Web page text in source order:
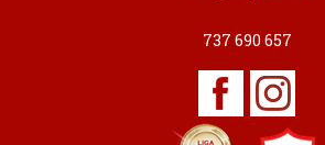
737 690 657